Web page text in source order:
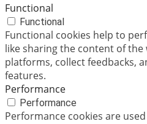
Functional
Functional
Functional cookies help to
like sharing the content of the
platforms, collect feedbacks,
features.
Performance
Performance
Performance cookies are